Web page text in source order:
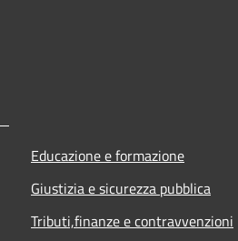
Educazione e formazione
Giustizia e sicurezza pubblica
Tributi,finanze e contravvenzioni